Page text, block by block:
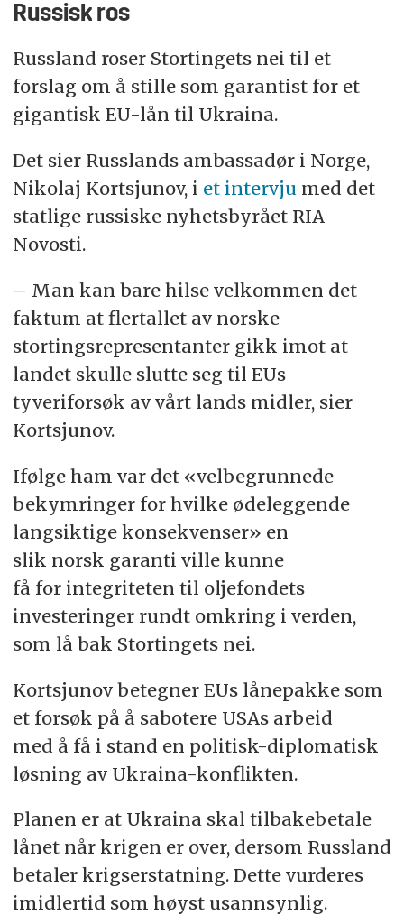
Russisk ros
Russland roser Stortingets nei til et
forslag om å stille som garantist for et
gigantisk EU-lån til Ukraina.
Det sier Russlands ambassadør i Norge,
Nikolaj Kortsjunov, i et intervju med det
statlige russiske nyhetsbyrået RIA
Novosti.
– Man kan bare hilse velkommen det
faktum at flertallet av norske
stortingsrepresentanter gikk imot at
landet skulle slutte seg til EUs
tyveriforsøk av vårt lands midler, sier
Kortsjunov.
Ifølge ham var det «velbegrunnede
bekymringer for hvilke ødeleggende
langsiktige konsekvenser» en
slik norsk garanti ville kunne
få for integriteten til oljefondets
investeringer rundt omkring i verden,
som lå bak Stortingets nei.
Kortsjunov betegner EUs lånepakke som
et forsøk på å sabotere USAs arbeid
med å få i stand en politisk-diplomatisk
løsning av Ukraina-konflikten.
Planen er at Ukraina skal tilbakebetale
lånet når krigen er over, dersom Russland
betaler krigserstatning. Dette vurderes
imidlertid som høyst usannsynlig.